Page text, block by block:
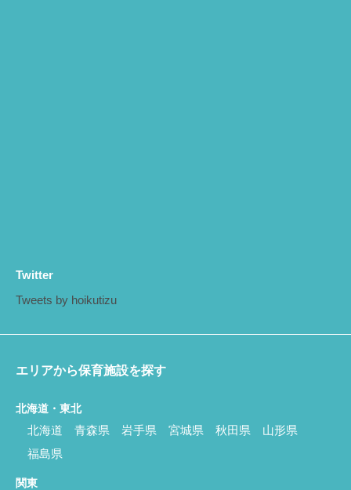
Twitter
Tweets by hoikutizu
エリアから保育施設を探す
北海道・東北
北海道 青森県 岩手県 宮城県 秋田県
山形県
福島県
関東